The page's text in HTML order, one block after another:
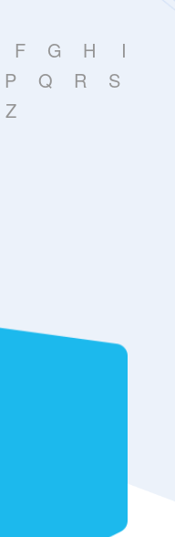
F G H
I
P Q R
S
Z